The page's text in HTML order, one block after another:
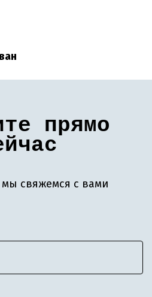
прямо
свяжемся с вами